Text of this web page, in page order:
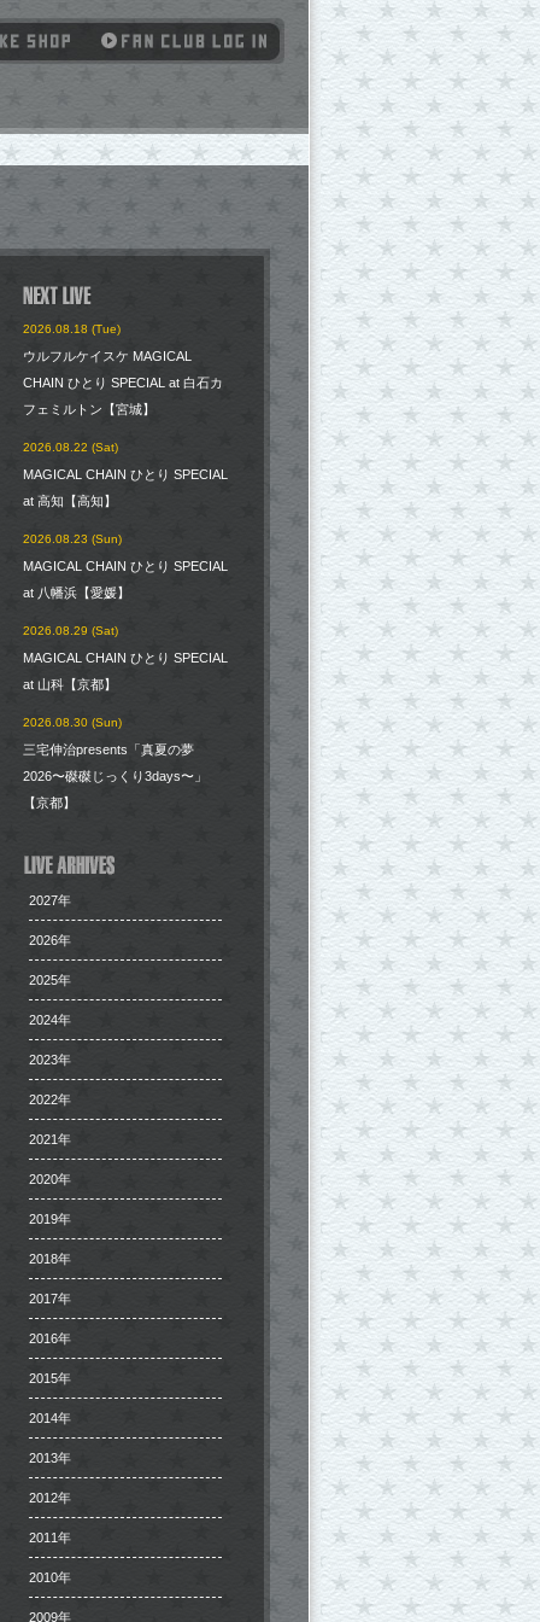
2026.08.18 (Tue)
ウルフルケイスケ MAGICAL
CHAIN ひとり SPECIAL at 白石カ
フェミルトン【宮城】
2026.08.22 (Sat)
MAGICAL CHAIN ひとり SPECIAL
at 高知【高知】
2026.08.23 (Sun)
MAGICAL CHAIN ひとり SPECIAL
at 八幡浜【愛媛】
2026.08.29 (Sat)
MAGICAL CHAIN ひとり SPECIAL
at 山科【京都】
2026.08.30 (Sun)
三宅伸治presents「真夏の夢
2026〜磔磔じっくり3days〜」
【京都】
2027年
2026年
2025年
2024年
2023年
2022年
2021年
2020年
2019年
2018年
2017年
2016年
2015年
2014年
2013年
2012年
2011年
2010年
2009年